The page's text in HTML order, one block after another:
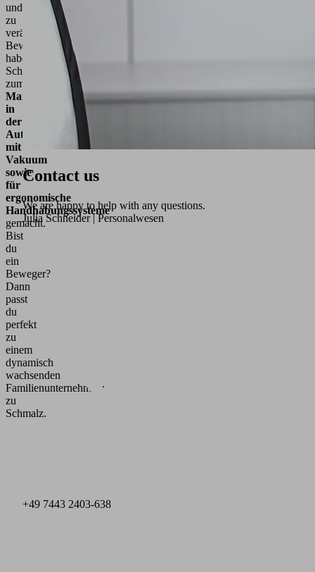
und
zu
verändern.
Beweger
haben
Schmalz
zum
Marktführer
in
der
Automatisierung
mit
Vakuum
sowie
für
ergonomische
Handhabungssysteme
gemacht.
Bist
du
ein
Beweger?
Dann
passt
du
perfekt
zu
einem
dynamisch
wachsenden
Familienunternehmen:
zu
Schmalz.
Contact us
We are happy to help with any questions.
Julia Schneider | Personalwesen
+49 7443 2403-638